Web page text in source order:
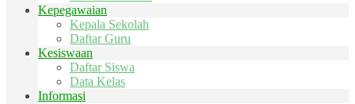
Kepegawaian
Kepala Sekolah
Daftar Guru
Kesiswaan
Daftar Siswa
Data Kelas
Informasi